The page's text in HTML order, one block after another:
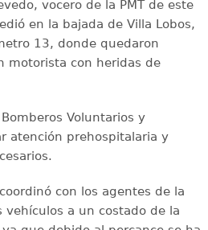
vocero de la PMT de este
en la bajada de Villa Lobos,
13, donde quedaron
motorista con heridas de
Voluntarios y
atención prehospitalaria y
con los agentes de la
vehículos a un costado de la